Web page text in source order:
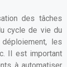
des tâches
cycle de vie du
les
Il est important